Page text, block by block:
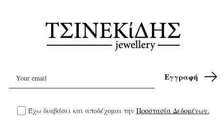
Έχω διαβάσει και αποδέχομαι την Προστασία Δεδομένων.